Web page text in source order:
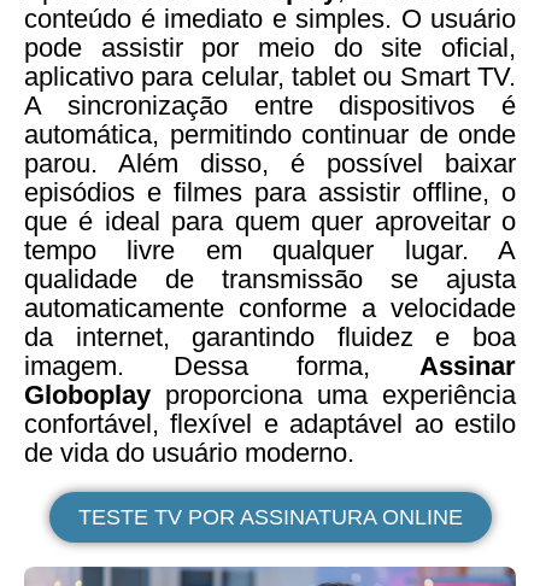
conteúdo é imediato e simples. O usuário
pode assistir por meio do site oficial,
aplicativo para celular, tablet ou Smart TV.
A sincronização entre dispositivos é
automática, permitindo continuar de onde
parou. Além disso, é possível baixar
episódios e filmes para assistir offline, o
que é ideal para quem quer aproveitar o
tempo livre em qualquer lugar. A
qualidade de transmissão se ajusta
automaticamente conforme a velocidade
da internet, garantindo fluidez e boa
imagem. Dessa forma, Assinar
Globoplay proporciona uma experiência
confortável, flexível e adaptável ao estilo
de vida do usuário moderno.
TESTE TV POR ASSINATURA ONLINE